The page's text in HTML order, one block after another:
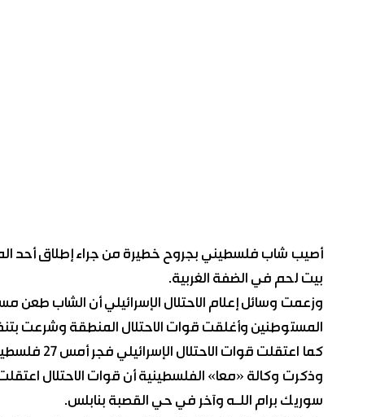
أصيب شاب فلسطيني بجروح خطيرة من جراء إطلاق أحد
بيت لحم في الضفة الغربية.
وزعمت وسائل إعلام الاحتلال الإسرائيلي أن الشاب طعن
المستوطنين وأغلقت قوات الاحتلال المنطقة وشرعت
كما اعتقلت قوات الاحتلال الإسرائيلي فجر أمس 27 فلسطينياً خلال حملة مداهمات واسعة في مختلف أنحاء الضفة الغربية.
سوريك برام اللـه وآخر في حي القصبة بنابلس.